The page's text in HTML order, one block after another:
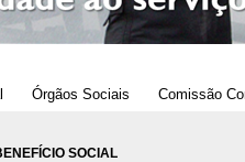
Órgãos Sociais Comissão
SOCIAL